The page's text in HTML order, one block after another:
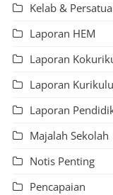
Kelab &
Laporan HEM
Laporan
Laporan
Laporan
Majalah Sekolah
Notis Penting
Pencapaian